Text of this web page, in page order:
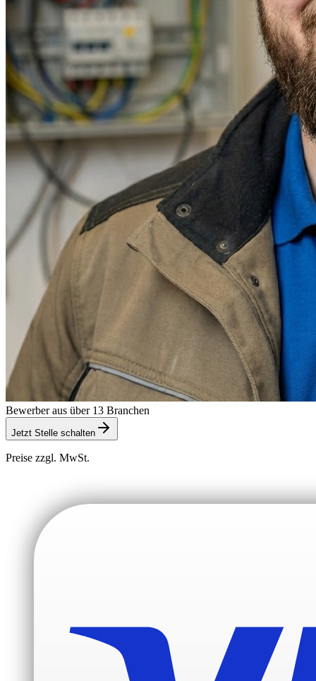
Bewerber aus über 13 Branchen
Jetzt Stelle schalten
Preise zzgl. MwSt.